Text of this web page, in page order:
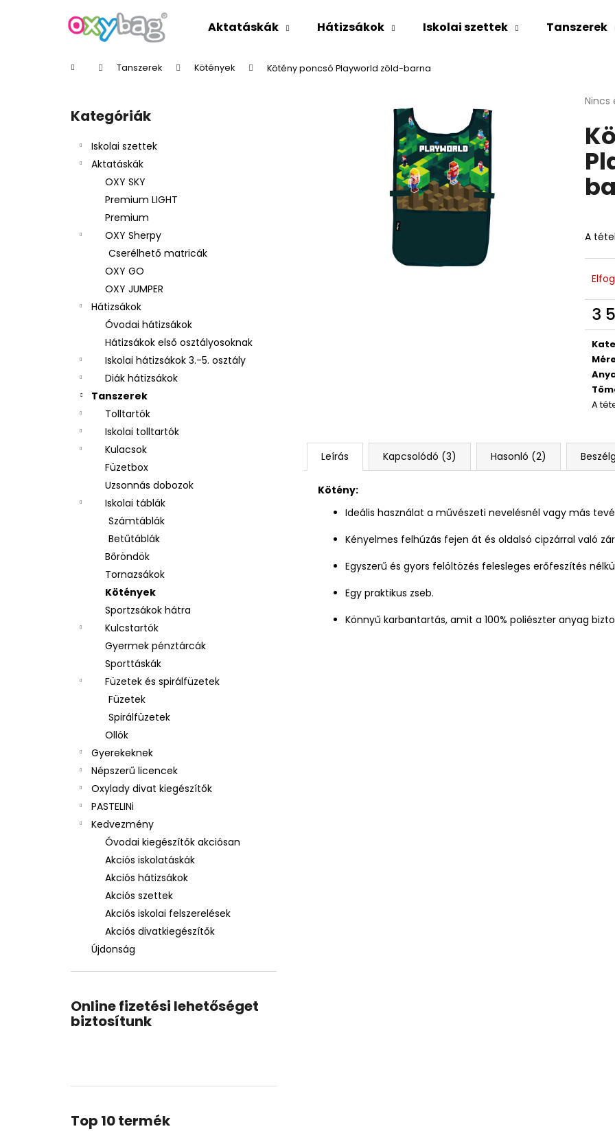
Aktatáskák Hátizsákok Iskolai szettek Tanszerek
KezdőlapTanszerek Kötények Kötény poncsó Playworld zöld-barna
Kategóriák
átugrása
Kategóriák
Iskolai szettek
Aktatáskák
OXY SKY
Premium LIGHT
Premium
OXY Sherpy
Cserélhető matricák
OXY GO
OXY JUMPER
Hátizsákok
Óvodai hátizsákok
Hátizsákok első osztályosoknak
Iskolai hátizsákok 3.-5. osztály
Diák hátizsákok
Tanszerek
Tolltartók
Iskolai tolltartók
Kulacsok
Füzetbox
Uzsonnás dobozok
Iskolai táblák
Számtáblák
Betűtáblák
Bőröndök
Tornazsákok
Kötények
Sportzsákok hátra
Kulcstartók
Gyermek pénztárcák
Sporttáskák
Füzetek és spirálfüzetek
Füzetek
Spirálfüzetek
Ollók
Gyerekeknek
Népszerű licencek
Oxylady divat kiegészítők
PASTELINi
Kedvezmény
Óvodai kiegészítők akciósan
Akciós iskolatáskák
Akciós hátizsákok
Akciós szettek
Akciós iskolai felszerelések
Akciós divatkiegészítők
Újdonság
Online fizetési lehetőséget
biztosítunk
Top 10 termék
A
5-
ből
0,0
csillag.
Nincs
A
3
A
Leírás Kapcsolódó (3) Hasonló (2)
Kötény:
Ideális használat a művészeti nevelésnél vagy más
Kényelmes felhúzás fejen át és oldalsó cipzárral való
Egyszerű és gyors felöltözés felesleges erőfeszítés
Egy praktikus zseb.
Könnyű karbantartás, amit a 100% poliészter anyag
Vissza
Vissza
Mit keres?
Ajánljuk
3 RÉSZES SZETT OXY NEXT BUNNY
26 490 Ft
DIÁK HÁTIZSÁK